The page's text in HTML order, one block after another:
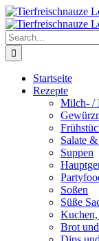
Skip
to
content
Facebook
YouTube
X
Pinterest
Instagram
Search
for:
Startseite
Rezepte
Milch- /
Salate
Suppen
Soßen
Süße
Brot